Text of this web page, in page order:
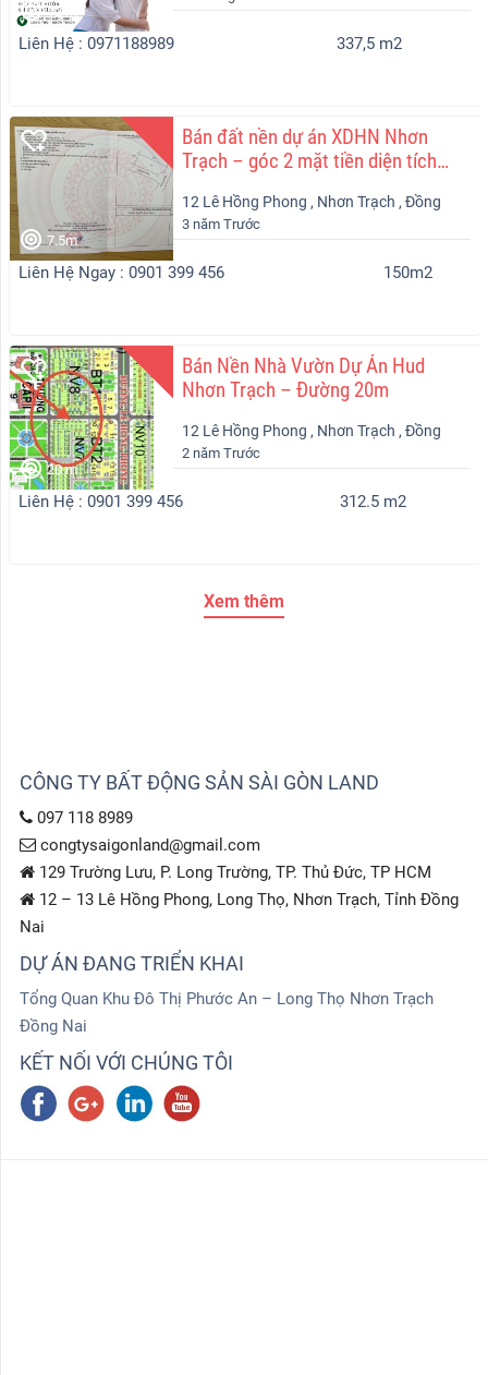
12 m
Liên Hệ : 0971188989 337,5 m2
7.5m
Bán đất nền dự án XDHN Nhơn
Trạch – góc 2 mặt tiền diện tích
12 Lê Hồng Phong , Nhơn Trạch , Đồng
Nai
3 năm Trước
Liên Hệ Ngay : 0901 399 456 150m2
20 m
Bán Nền Nhà Vườn Dự Án Hud
Nhơn Trạch – Đường 20m
12 Lê Hồng Phong , Nhơn Trạch , Đồng
Nai
2 năm Trước
Liên Hệ : 0901 399 456 312.5 m2
Xem thêm
CÔNG TY BẤT ĐỘNG SẢN SÀI GÒN LAND
097 118 8989
congtysaigonland@gmail.com
129 Trường Lưu, P. Long Trường, TP. Thủ Đức, TP HCM
12 – 13 Lê Hồng Phong, Long Thọ, Nhơn Trạch, Tỉnh Đồng
Nai
DỰ ÁN ĐANG TRIỂN KHAI
Tổng Quan Khu Đô Thị Phước An – Long Thọ Nhơn Trạch
Đồng Nai
KẾT NỐI VỚI CHÚNG TÔI